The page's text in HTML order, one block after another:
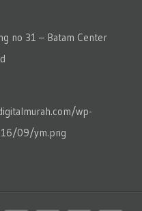
no 31 – Batam Center